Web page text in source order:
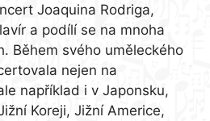
Joaquina Rodriga,
a podílí se na mnoha
Během svého uměleckého
nejen na
například i v Japonsku,
Koreji, Jižní Americe,